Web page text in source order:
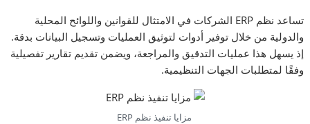
تساعد نظم ERP الشركات في الامتثال للقوانين واللوائح المحلية
والدولية من خلال توفير أدوات لتوثيق العمليات وتسجيل البيانات بدقة.
إذ يسهل هذا عمليات التدقيق والمراجعة، ويضمن تقديم تقارير تفصيلية
وفقًا لمتطلبات الجهات التنظيمية.
مزايا تنفيذ نظم ERP